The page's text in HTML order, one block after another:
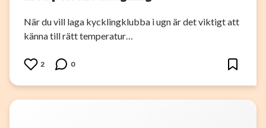
När du vill laga kycklingklubba i ugn är det viktigt att
känna till rätt temperatur…
2 0